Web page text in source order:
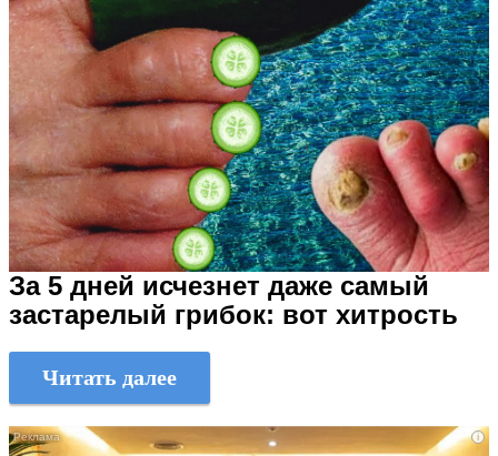
За 5 дней исчезнет даже самый
застарелый грибок: вот хитрость
Читать далее
i